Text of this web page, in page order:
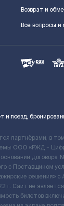
Возврат и
Все вопросы и
поезд,
партнёрами, в
ООО «РЖД –
договора
с Поставщиком
решения» c
г. Сайт не
билетов